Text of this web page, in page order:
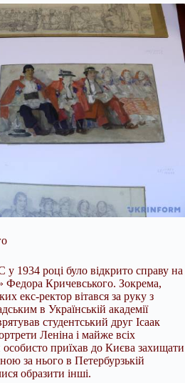
1934 році було відкрито справу на
Федора Кричевського. Зокрема,
екс-ректор вітався за руку з
в Українській академії
студентський друг Ісаак
Леніна і майже всіх
особисто приїхав до Києва захищати
за нього в Петербурзькій
образити інші.